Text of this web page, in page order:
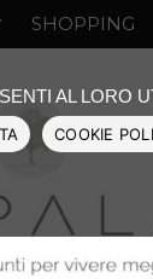
SHOPPING
AL LORO
COOKIE